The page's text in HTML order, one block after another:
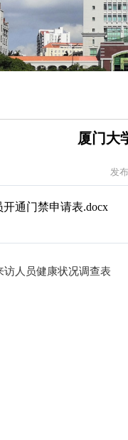
厦门大
发
通门禁申请表.docx
访人员健康状况调查表